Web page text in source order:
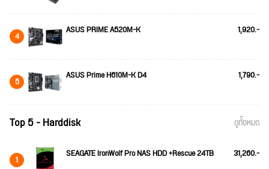
4 ASUS PRIME A520M-K 1,920.-
5 ASUS Prime H610M-K D4 1,790.-
Top 5 - Harddisk ดูทั้งหมด
1 SEAGATE IronWolf Pro NAS HDD +Rescue 24TB 31,260.-